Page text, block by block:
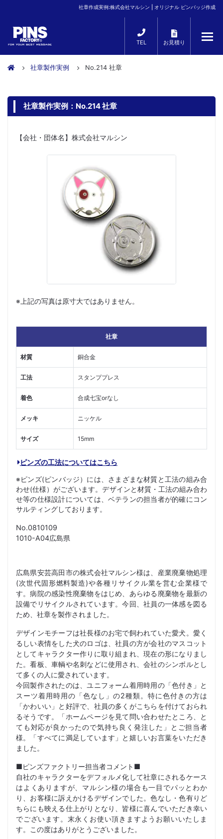
社章作成実例:株式会社マルシン | オリジナル ピンバッジ作成
TEL お見積り
社章製作実例 No.214 社章
社章製作実例：No.214 社章
【会社・団体名】株式会社マルシン
※上記の写真は原寸大ではありません。
社章
材質 銅合金
工法 スタンププレス
着色 合成七宝orなし
メッキ ニッケル
サイズ 15mm
ピンズの工法についてはこちら
※ピンズ(ピンバッジ）には、さまざまな材質と工法の組み合
わせ(仕様）がございます。デザインと材質・工法の組み合わ
せ等の仕様設計については、ベテランの担当者が的確にコン
サルティングしております。
No.0810109
1010-A04広島県
広島県安芸高田市の株式会社マルシン様は、産業廃棄物処理
(次世代固形燃料製造)や各種リサイクル業を営む企業様で
す。病院の感染性廃棄物をはじめ、あらゆる廃棄物を最新の
設備でリサイクルされています。今回、社員の一体感を図る
ため、社章を製作されました。
デザインモチーフは社長様のお宅で飼われていた愛犬。愛く
るしい表情をした犬のロゴは、社員の方が会社のマスコット
としてキャラクター作りに取り組まれ、現在の形になりまし
た。看板、車輌や名刺などに使用され、会社のシンボルとし
て多くの人に愛されています。
今回製作されたのは、ユニフォーム着用時用の「色付き」と
スーツ着用時用の「色なし」の2種類。特に色付きの方は
「かわいい」と好評で、社員の多くがこちらを付けておられ
るそうです。「ホームページを見て問い合わせたところ、と
ても対応が良かったので気持ち良く発注した」とご担当者
様。「すべてに満足しています」と嬉しいお言葉をいただき
ました。
■ピンズファクトリー担当者コメント■
自社のキャラクターをデフォルメ化して社章にされるケース
はよくありますが、マルシン様の場合も一目でパッとわか
り、お客様に訴えかけるデザインでした。色なし・色有りど
ちらにも映える仕上がりとなり、皆様に喜んでいただき幸い
でございます。末永くお使い頂きますようお願いいたしま
す。この度はありがとうございました。